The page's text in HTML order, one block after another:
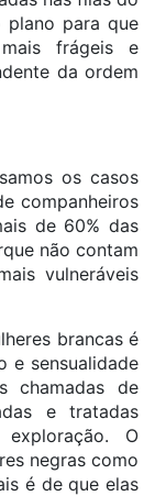
plano para que
frágeis e
da ordem
os casos
companheiros
de 60% das
não contam
vulneráveis
brancas é
e sensualidade
chamadas de
e tratadas
O
negras como
é de que elas